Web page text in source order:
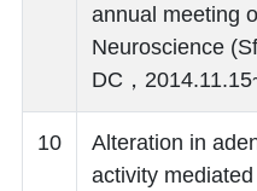
annual meeting
Neuroscience
DC，
10
Alteration in
activity